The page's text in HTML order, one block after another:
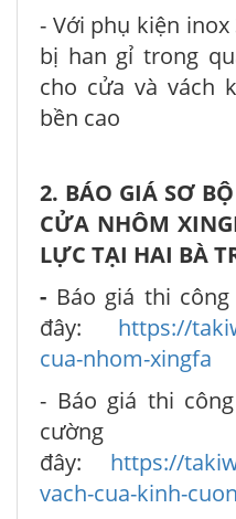
- Với phụ kiện
bị han gỉ trong
cho cửa và vách
bền cao
2. BÁO GIÁ SƠ
CỬA NHÔM
LỰC TẠI HAI BÀ
- Báo giá thi
đây:
https://
cua-nhom-xingfa
- Báo giá thi
đây: https://
vach-cua-kinh-